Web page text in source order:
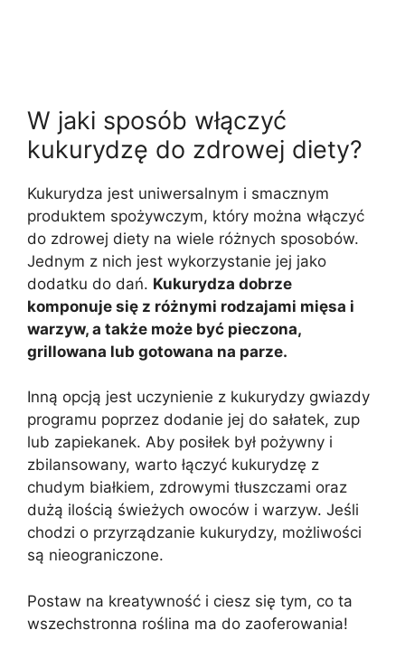
W jaki sposób włączyć
kukurydzę do zdrowej diety?
Kukurydza jest uniwersalnym i smacznym
produktem spożywczym, który można włączyć
do zdrowej diety na wiele różnych sposobów.
Jednym z nich jest wykorzystanie jej jako
dodatku do dań. Kukurydza dobrze
komponuje się z różnymi rodzajami mięsa i
warzyw, a także może być pieczona,
grillowana lub gotowana na parze.
Inną opcją jest uczynienie z kukurydzy gwiazdy
programu poprzez dodanie jej do sałatek, zup
lub zapiekanek. Aby posiłek był pożywny i
zbilansowany, warto łączyć kukurydzę z
chudym białkiem, zdrowymi tłuszczami oraz
dużą ilością świeżych owoców i warzyw. Jeśli
chodzi o przyrządzanie kukurydzy, możliwości
są nieograniczone.
Postaw na kreatywność i ciesz się tym, co ta
wszechstronna roślina ma do zaoferowania!